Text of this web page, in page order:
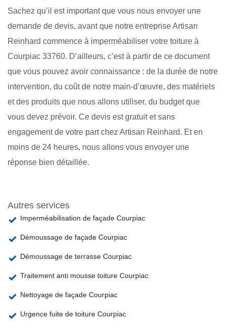
Sachez qu’il est important que vous nous envoyer une
demande de devis, avant que notre entreprise Artisan
Reinhard commence à imperméabiliser votre toiture à
Courpiac 33760. D’ailleurs, c’est à partir de ce document
que vous pouvez avoir connaissance : de la durée de notre
intervention, du coût de notre main-d’œuvre, des matériels
et des produits que nous allons utiliser, du budget que
vous devez prévoir. Ce devis est gratuit et sans
engagement de votre part chez Artisan Reinhard. Et en
moins de 24 heures, nous allons vous envoyer une
réponse bien détaillée.
Autres services
Imperméabilisation de façade Courpiac
Démoussage de façade Courpiac
Démoussage de terrasse Courpiac
Traitement anti mousse toiture Courpiac
Nettoyage de façade Courpiac
Urgence fuite de toiture Courpiac